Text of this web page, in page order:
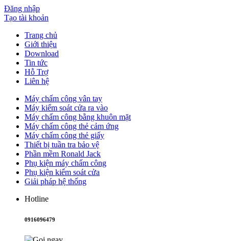
Đăng nhập
Tạo tài khoản
Trang chủ
Giới thiệu
Download
Tin tức
Hỗ Trợ
Liên hệ
Máy chấm công vân tay
Máy kiểm soát cửa ra vào
Máy chấm công bằng khuôn mặt
Máy chấm công thẻ cảm ứng
Máy chấm công thẻ giấy
Thiết bị tuần tra bảo vệ
Phần mềm Ronald Jack
Phụ kiện máy chấm công
Phụ kiện kiểm soát cửa
Giải pháp hệ thống
Hotline
0916096479